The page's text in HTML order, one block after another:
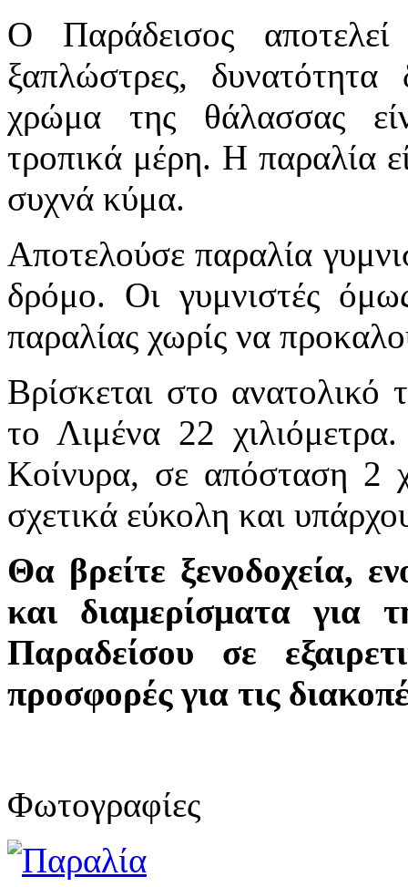
Ο Παράδεισος
ξαπλώστρες,
χρώμα της θάλασσας
τροπικά μέρη. Η παραλία
συχνά κύμα.
Αποτελούσε παραλία
δρόμο. Οι γυμνιστές
παραλίας χωρίς να
Βρίσκεται στο
το Λιμένα 22
Κοίνυρα, σε απόσταση 2
σχετικά εύκολη και
Θα βρείτε ξενοδοχεία,
και διαμερίσματα για
Παραδείσου σε
προσφορές για τις
Φωτογραφίες